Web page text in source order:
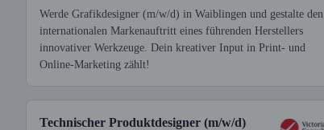
Werde Grafikdesigner (m/w/d) in Waiblingen und gestalte den
internationalen Markenauftritt eines führenden Herstellers
innovativer Werkzeuge. Dein kreativer Input in Print- und
Online-Marketing zählt!
Technischer Produktdesigner (m/w/d)